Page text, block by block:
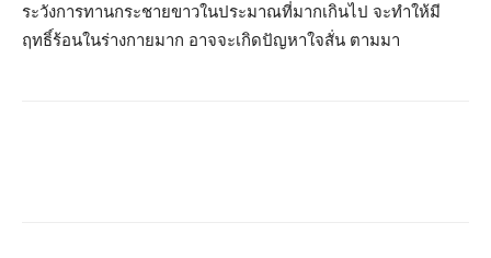
ระวังการทานกระชายขาวในประมาณที่มากเกินไป จะทำให้มี
ฤทธิ์ร้อนในร่างกายมาก อาจจะเกิดปัญหาใจสั่น ตามมา